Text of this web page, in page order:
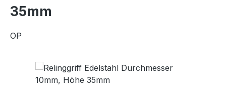
35mm
OP